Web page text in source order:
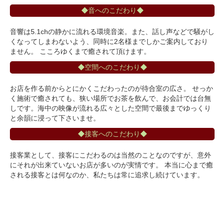
◆音へのこだわり◆
音響は5.1chの静かに流れる環境音楽。また、話し声などで騒がし
くなってしまわないよう、同時に2名様までしかご案内しており
ません。 こころゆくまで癒されて頂けます。
◆空間へのこだわり◆
お店を作る前からとにかくこだわったのが待合室の広さ。 せっか
く施術で癒されても、狭い場所でお茶を飲んで、お会計では台無
しです。海中の映像が流れる広々とした空間で最後までゆっくり
と余韻に浸って下さいませ。
◆接客へのこだわり◆
接客業として、接客にこだわるのは当然のことなのですが、意外
にそれが出来ていないお店が多いのが実情です。 本当に心まで癒
される接客とは何なのか、私たちは常に追求し続けています。